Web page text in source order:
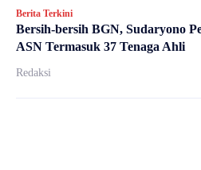
Berita Terkini
Bersih-bersih BGN, Sudaryono
ASN Termasuk 37 Tenaga Ahli
Redaksi